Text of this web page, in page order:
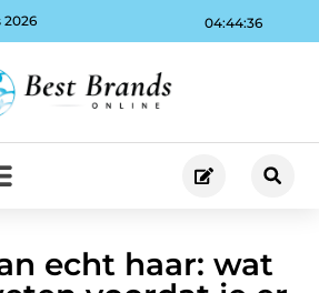
04:44:37
2026
echt haar: wat